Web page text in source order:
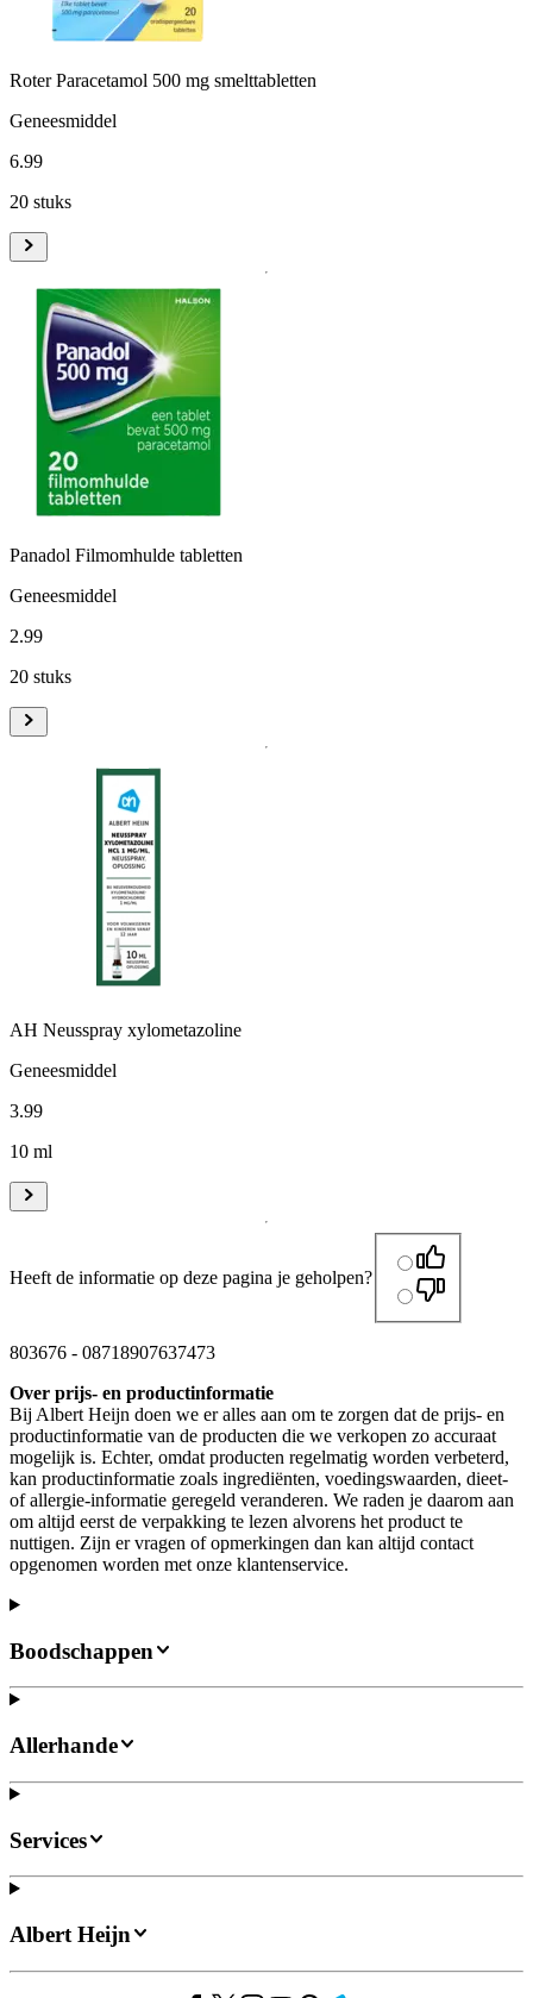
Roter Paracetamol 500 mg smelttabletten
Geneesmiddel
6.99
20 stuks
Panadol Filmomhulde tabletten
Geneesmiddel
2.99
20 stuks
AH Neusspray xylometazoline
Geneesmiddel
3.99
10 ml
Heeft de informatie op deze pagina je geholpen?
803676 - 08718907637473
Over prijs- en productinformatie
Bij Albert Heijn doen we er alles aan om te zorgen dat de prijs- en
productinformatie van de producten die we verkopen zo accuraat
mogelijk is. Echter, omdat producten regelmatig worden verbeterd,
kan productinformatie zoals ingrediënten, voedingswaarden, dieet-
of allergie-informatie geregeld veranderen. We raden je daarom aan
om altijd eerst de verpakking te lezen alvorens het product te
nuttigen. Zijn er vragen of opmerkingen dan kan altijd contact
opgenomen worden met onze klantenservice.
Boodschappen
Allerhande
Services
Albert Heijn